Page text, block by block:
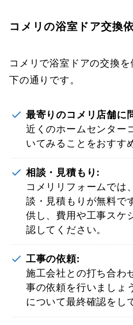
コメリの浴室ドア交換
コメリで浴室ドアの交換
下の通りです。
最寄りのコメリ店舗に
近くのホームセンター
いてみることをおすす
相談・見積もり:
コメリリフォームでは
談・見積もりが無料で
供し、費用や工事スケ
認してください。
工事の依頼:
施工会社との打ち合わ
事の依頼を行いましょ
について最終確認をし